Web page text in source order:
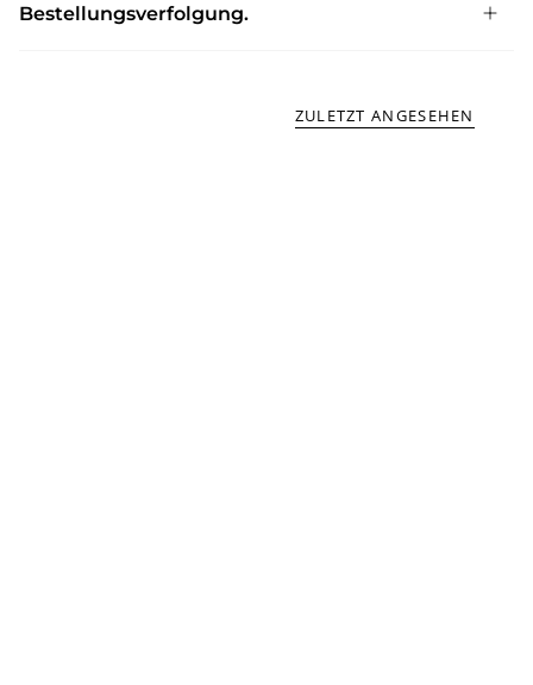
Bestellungsverfolgung.
ZULETZT ANGESEHEN